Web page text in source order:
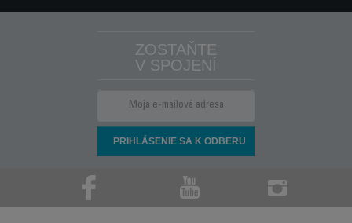
ZOSTAŇTE
V SPOJENÍ